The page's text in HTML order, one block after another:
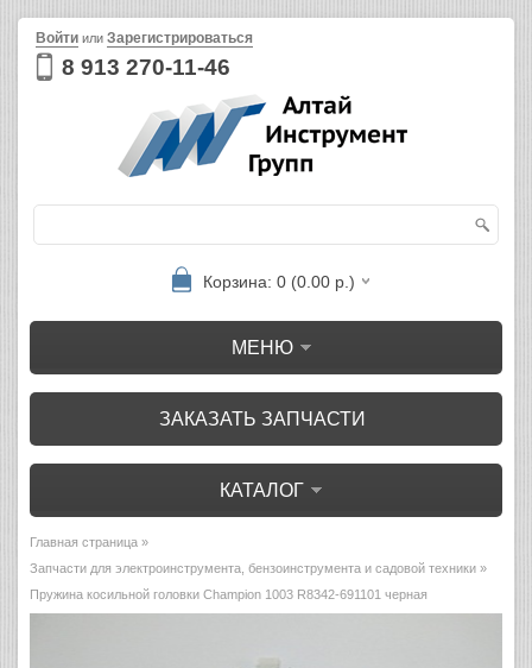
8 913 270-11-46
Войти или Зарегистрироваться
Корзина: 0 (0.00 р.)
МЕНЮ
ЗАКАЗАТЬ ЗАПЧАСТИ
КАТАЛОГ
Главная страница »
Запчасти для электроинструмента, бензоинструмента и садовой техники »
Пружина косильной головки Champion 1003 R8342-691101 черная